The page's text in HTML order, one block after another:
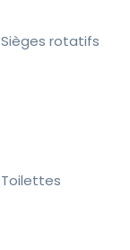
Sièges rotatifs
Toilettes